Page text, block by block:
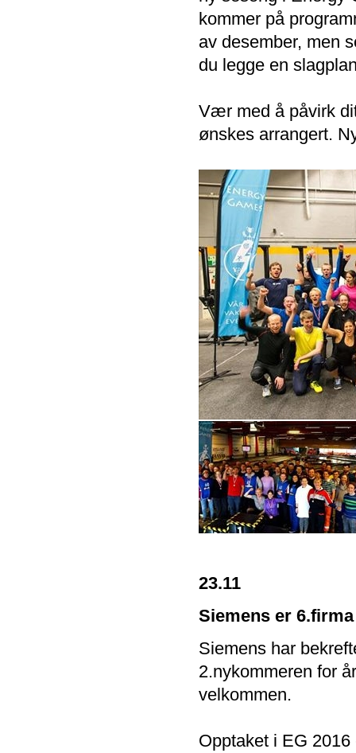
kommer på
av desember, men
du legge en
Vær med å påvirk
ønskes arrangert.
23.11
Siemens er
Siemens har
2.nykommeren for
velkommen.
Opptaket i EG